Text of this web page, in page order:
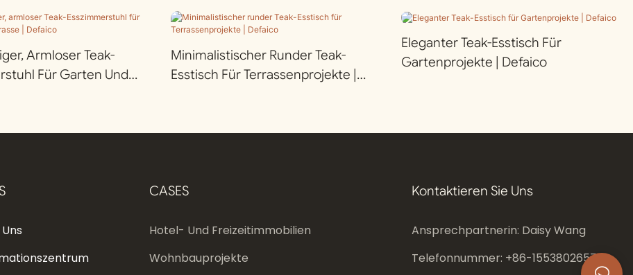
Armloser Teak-
Für Garten Und
Minimalistischer Runder Teak-
Esstisch Für Terrassenprojekte |
Eleganter Teak-Esstisch Für
Gartenprojekte | Defaico
CASES
Hotel- Und Freizeitimmobilien
Wohnbauprojekte
Kontaktieren Sie Uns
Ansprechpartnerin: Daisy Wang
Telefonnummer: +86-15538026573